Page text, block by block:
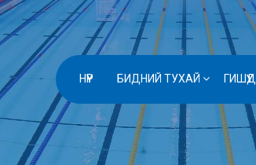
НҮҮР БИДНИЙ ТУХАЙ ГИШҮҮД